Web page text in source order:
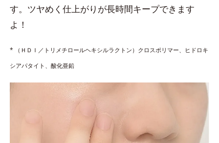
す。ツヤめく仕上がりが長時間キープできます
よ！
* （ＨＤＩ／トリメチロールヘキシルラクトン）クロスポリマー、ヒドロキ
シアパタイト、酸化亜鉛